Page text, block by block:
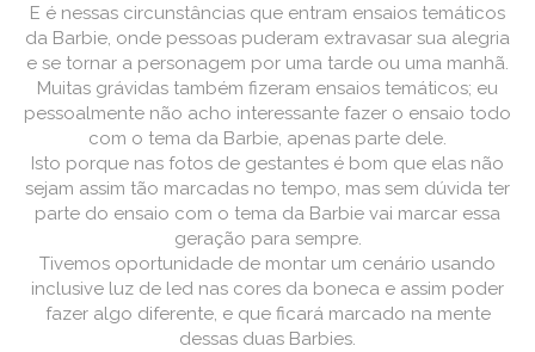
E é nessas circunstâncias que entram ensaios temáticos
da Barbie, onde pessoas puderam extravasar sua alegria
e se tornar a personagem por uma tarde ou uma manhã.
Muitas grávidas também fizeram ensaios temáticos; eu
pessoalmente não acho interessante fazer o ensaio todo
com o tema da Barbie, apenas parte dele.
Isto porque nas fotos de gestantes é bom que elas não
sejam assim tão marcadas no tempo, mas sem dúvida ter
parte do ensaio com o tema da Barbie vai marcar essa
geração para sempre.
Tivemos oportunidade de montar um cenário usando
inclusive luz de led nas cores da boneca e assim poder
fazer algo diferente, e que ficará marcado na mente
dessas duas Barbies.